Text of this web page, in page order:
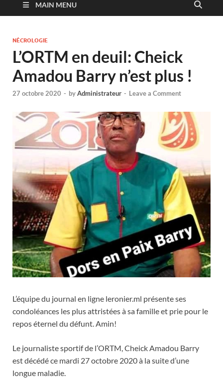
MAIN MENU
NÉCROLOGIE
L’ORTM en deuil: Cheick
Amadou Barry n’est plus !
27 octobre 2020 - byAdministrateur - Leave a Comment
L’équipe du journal en ligne leronier.ml présente ses
condoléances les plus attristées à sa famille et prie pour le
repos éternel du défunt. Amin!
Le journaliste sportif de l’ORTM, Cheick Amadou Barry
est décédé ce mardi 27 octobre 2020 à la suite d’une
longue maladie.